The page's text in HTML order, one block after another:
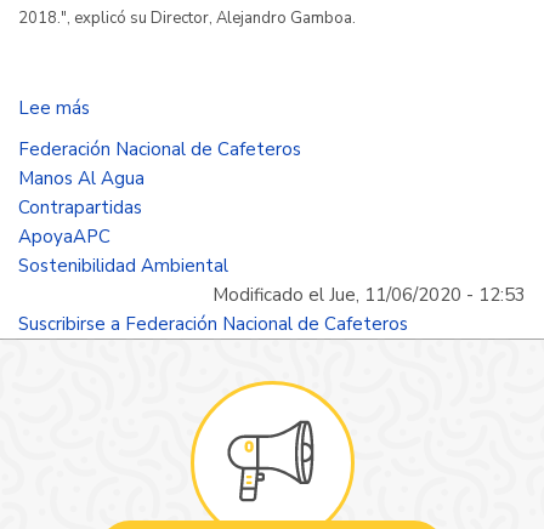
2018.", explicó su Director, Alejandro Gamboa.
Lee más
Manos
al
Agua,
la
mayor
cafetera
global
variabilidad
Federación Nacional de Cafeteros
Manos Al Agua
Contrapartidas
ApoyaAPC
Sostenibilidad Ambiental
Modificado el Jue, 11/06/2020 - 12:53
Suscribirse a Federación Nacional de Cafeteros